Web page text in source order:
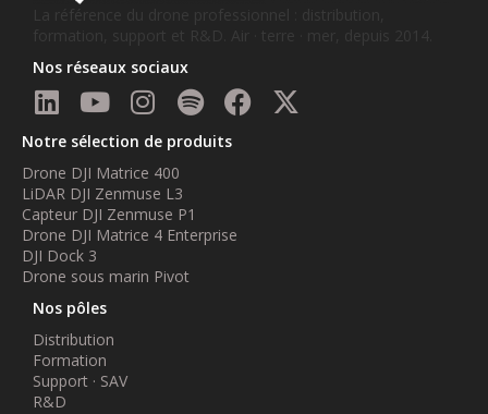
La référence du drone professionnel : distribution,
formation, support et R&D. Air · terre · mer, depuis 2014.
Nos réseaux sociaux
Notre sélection de produits
Drone DJI Matrice 400
LiDAR DJI Zenmuse L3
Capteur DJI Zenmuse P1
Drone DJI Matrice 4 Enterprise
DJI Dock 3
Drone sous marin Pivot
Nos pôles
Distribution
Formation
Support · SAV
R&D